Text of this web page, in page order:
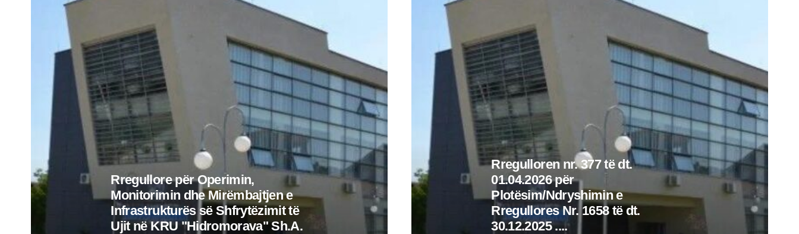
Rregullore për Operimin,
Monitorimin dhe Mirëmbajtjen e
Infrastrukturës së Shfrytëzimit të
Ujit në KRU "Hidromorava" Sh.A.
Rregulloren nr. 377 të dt.
01.04.2026 për
Plotësim/Ndryshimin e
Rregullores Nr. 1658 të dt.
30.12.2025 ....